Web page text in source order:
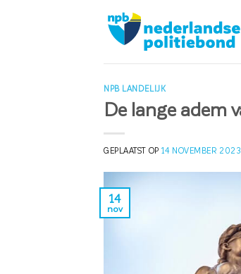
NPB LANDELIJK
De lange adem
GEPLAATST OP14 NOVEMBER 2023
14
nov